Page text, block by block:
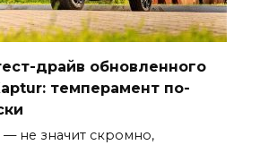
драйв обновленного
темперамент по-
не значит скромно,